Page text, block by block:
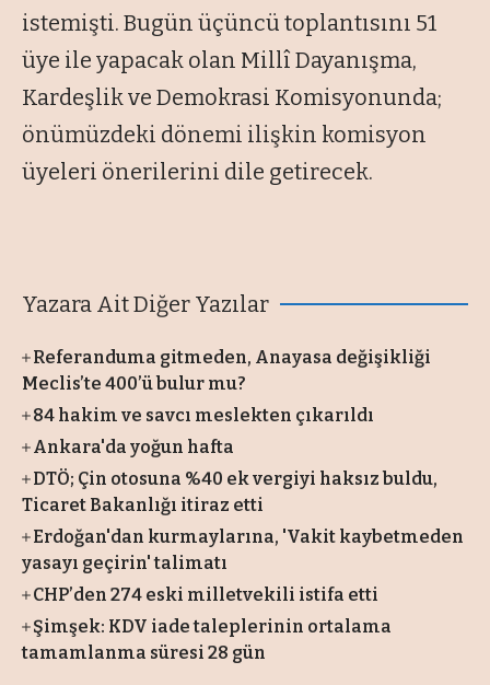
istemişti. Bugün üçüncü toplantısını 51
üye ile yapacak olan Millî Dayanışma,
Kardeşlik ve Demokrasi Komisyonunda;
önümüzdeki dönemi ilişkin komisyon
üyeleri önerilerini dile getirecek.
Yazara Ait Diğer Yazılar
Referanduma gitmeden, Anayasa değişikliği
Meclis’te 400’ü bulur mu?
84 hakim ve savcı meslekten çıkarıldı
Ankara'da yoğun hafta
DTÖ; Çin otosuna %40 ek vergiyi haksız buldu,
Ticaret Bakanlığı itiraz etti
Erdoğan'dan kurmaylarına, 'Vakit kaybetmeden
yasayı geçirin' talimatı
CHP’den 274 eski milletvekili istifa etti
Şimşek: KDV iade taleplerinin ortalama
tamamlanma süresi 28 gün